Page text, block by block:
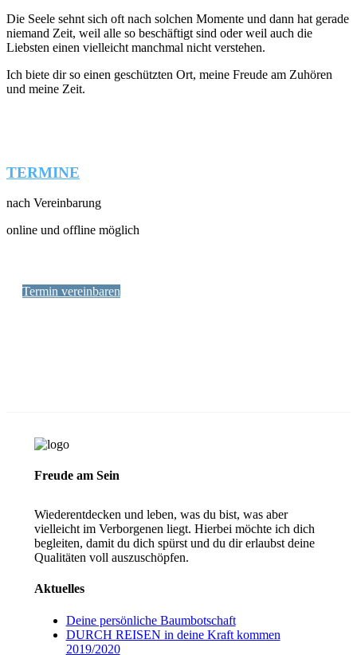
Die Seele sehnt sich oft nach solchen Momente und dann hat gerade
niemand Zeit, weil alle so beschäftigt sind oder weil auch die
Liebsten einen vielleicht manchmal nicht verstehen.
Ich biete dir so einen geschützten Ort, meine Freude am Zuhören
und meine Zeit.
TERMINE
nach Vereinbarung
online und offline möglich
Termin vereinbaren
Freude am Sein
Wiederentdecken und leben, was du bist, was aber
vielleicht im Verborgenen liegt. Hierbei möchte ich dich
begleiten, damit du dich spürst und du dir erlaubst deine
Qualitäten voll auszuschöpfen.
Aktuelles
Deine persönliche Baumbotschaft
DURCH REISEN in deine Kraft kommen
2019/2020